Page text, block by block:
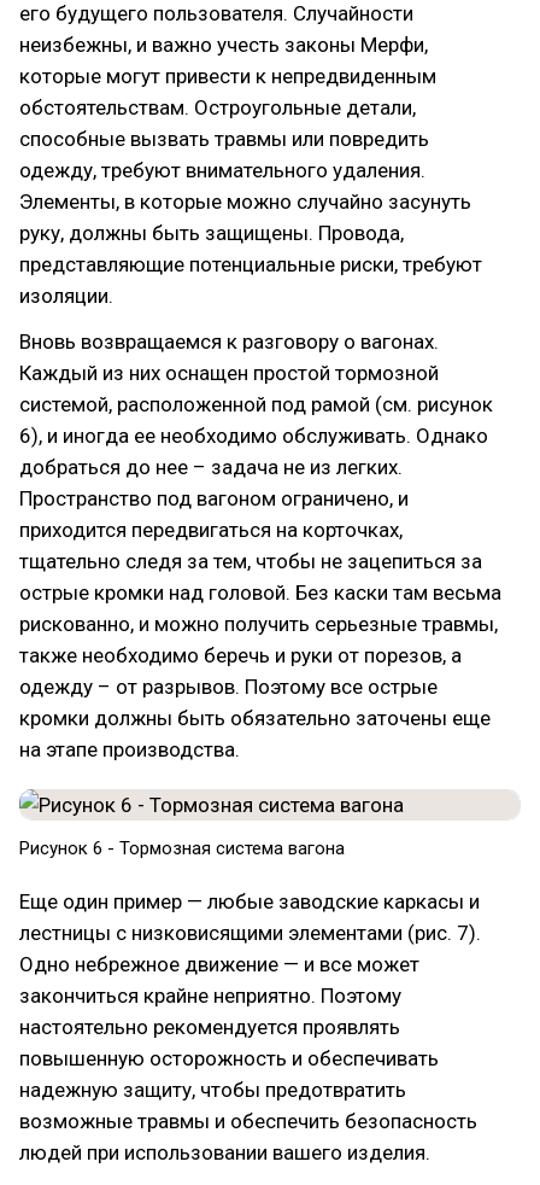
его будущего пользователя. Случайности
неизбежны, и важно учесть законы Мерфи,
которые могут привести к непредвиденным
обстоятельствам. Остроугольные детали,
способные вызвать травмы или повредить
одежду, требуют внимательного удаления.
Элементы, в которые можно случайно засунуть
руку, должны быть защищены. Провода,
представляющие потенциальные риски, требуют
изоляции.
Вновь возвращаемся к разговору о вагонах.
Каждый из них оснащен простой тормозной
системой, расположенной под рамой (см. рисунок
6), и иногда ее необходимо обслуживать. Однако
добраться до нее – задача не из легких.
Пространство под вагоном ограничено, и
приходится передвигаться на корточках,
тщательно следя за тем, чтобы не зацепиться за
острые кромки над головой. Без каски там весьма
рискованно, и можно получить серьезные травмы,
также необходимо беречь и руки от порезов, а
одежду – от разрывов. Поэтому все острые
кромки должны быть обязательно заточены еще
на этапе производства.
Рисунок 6 - Тормозная система вагона
Еще один пример — любые заводские каркасы и
лестницы с низковисящими элементами (рис. 7).
Одно небрежное движение — и все может
закончиться крайне неприятно. Поэтому
настоятельно рекомендуется проявлять
повышенную осторожность и обеспечивать
надежную защиту, чтобы предотвратить
возможные травмы и обеспечить безопасность
людей при использовании вашего изделия.